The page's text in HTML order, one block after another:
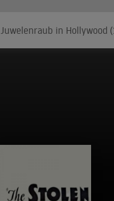
Juwelenraub in Hollywood